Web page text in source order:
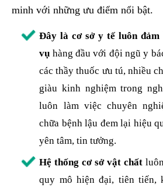
minh với những ưu điểm nổi bật.
Đây là cơ sở y tế luôn đảm
vụ hàng đầu với đội ngũ y
các thầy thuốc ưu tú, nhiều
giàu kinh nghiệm trong
luôn làm việc chuyên
chữa bệnh lậu đem lại hiệu
yên tâm, tin tưởng.
Hệ thống cơ sở vật chất
quy mô hiện đại, tiên tiến,